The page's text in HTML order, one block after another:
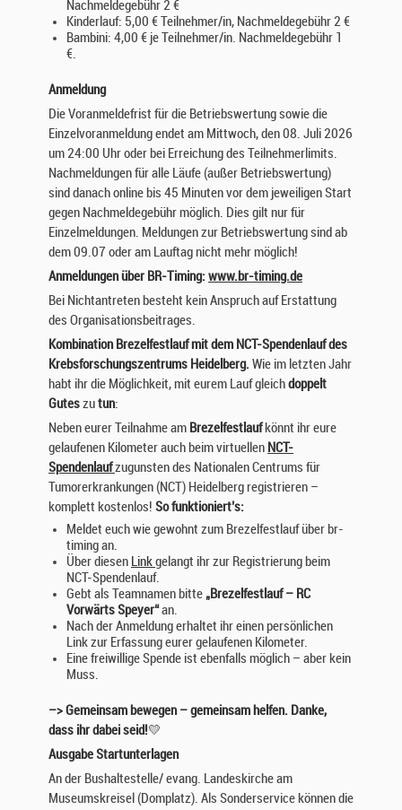
Nachmeldegebühr 2 €
Kinderlauf: 5,00 € Teilnehmer/in, Nachmeldegebühr 2 €
Bambini: 4,00 € je Teilnehmer/in. Nachmeldegebühr 1
€.
Anmeldung
Die Voranmeldefrist für die Betriebswertung sowie die
Einzelvoranmeldung endet am Mittwoch, den 08. Juli 2026
um 24:00 Uhr oder bei Erreichung des Teilnehmerlimits.
Nachmeldungen für alle Läufe (außer Betriebswertung)
sind danach online bis 45 Minuten vor dem jeweiligen Start
gegen Nachmeldegebühr möglich. Dies gilt nur für
Einzelmeldungen. Meldungen zur Betriebswertung sind ab
dem 09.07 oder am Lauftag nicht mehr möglich!
Anmeldungen über BR-Timing: www.br-timing.de
Bei Nichtantreten besteht kein Anspruch auf Erstattung
des Organisationsbeitrages.
Kombination Brezelfestlauf mit dem NCT-Spendenlauf des
Krebsforschungszentrums Heidelberg. Wie im letzten Jahr
habt ihr die Möglichkeit, mit eurem Lauf gleichdoppelt
Guteszutun:
Neben eurer Teilnahme am Brezelfestlaufkönnt ihr eure
gelaufenen Kilometer auch beim virtuellen NCT-
Spendenlaufzugunsten des Nationalen Centrums für
Tumorerkrankungen (NCT) Heidelberg registrieren –
komplett kostenlos! So funktioniert’s:
Meldet euch wie gewohnt zum Brezelfestlauf über br-
timing an.
Über diesen Linkgelangt ihr zur Registrierung beim
NCT-Spendenlauf.
Gebt als Teamnamen bitte „Brezelfestlauf – RC
Vorwärts Speyer“an.
Nach der Anmeldung erhaltet ihr einen persönlichen
Link zur Erfassung eurer gelaufenen Kilometer.
Eine freiwillige Spende ist ebenfalls möglich – aber kein
Muss.
–> Gemeinsam bewegen – gemeinsam helfen. Danke,
dass ihr dabei seid!💛
Ausgabe Startunterlagen
An der Bushaltestelle/ evang. Landeskirche am
Museumskreisel (Domplatz). Als Sonderservice können die